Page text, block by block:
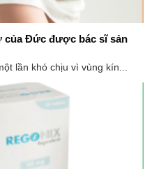
của Đức được bác sĩ sản
lần khó chịu vì vùng kín...